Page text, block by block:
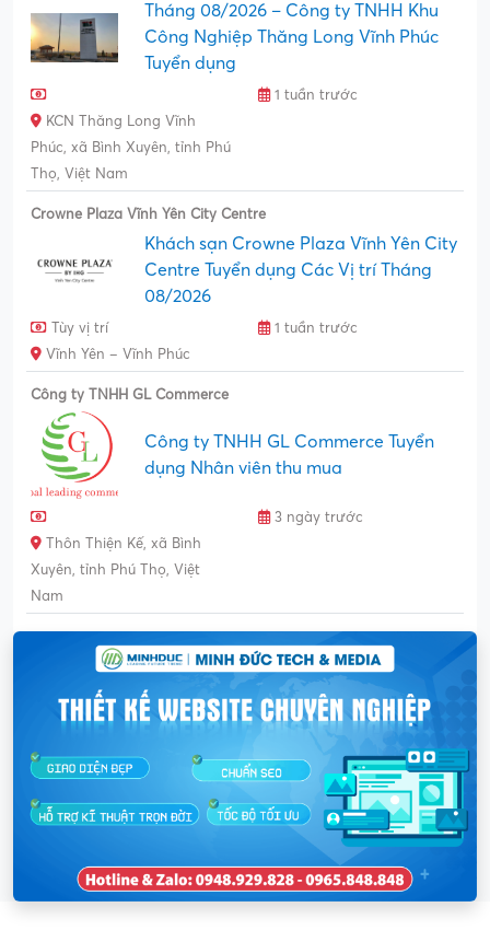
Tháng 08/2026 – Công ty TNHH Khu
Công Nghiệp Thăng Long Vĩnh Phúc
Tuyển dụng
1 tuần trước
KCN Thăng Long Vĩnh
Phúc, xã Bình Xuyên, tỉnh Phú
Thọ, Việt Nam
Crowne Plaza Vĩnh Yên City Centre
Khách sạn Crowne Plaza Vĩnh Yên City
Centre Tuyển dụng Các Vị trí Tháng
08/2026
Tùy vị trí
1 tuần trước
Vĩnh Yên – Vĩnh Phúc
Công ty TNHH GL Commerce
Công ty TNHH GL Commerce Tuyển
dụng Nhân viên thu mua
3 ngày trước
Thôn Thiện Kế, xã Bình
Xuyên, tỉnh Phú Thọ, Việt
Nam